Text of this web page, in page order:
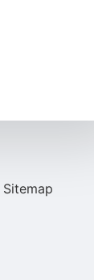
Sitemap